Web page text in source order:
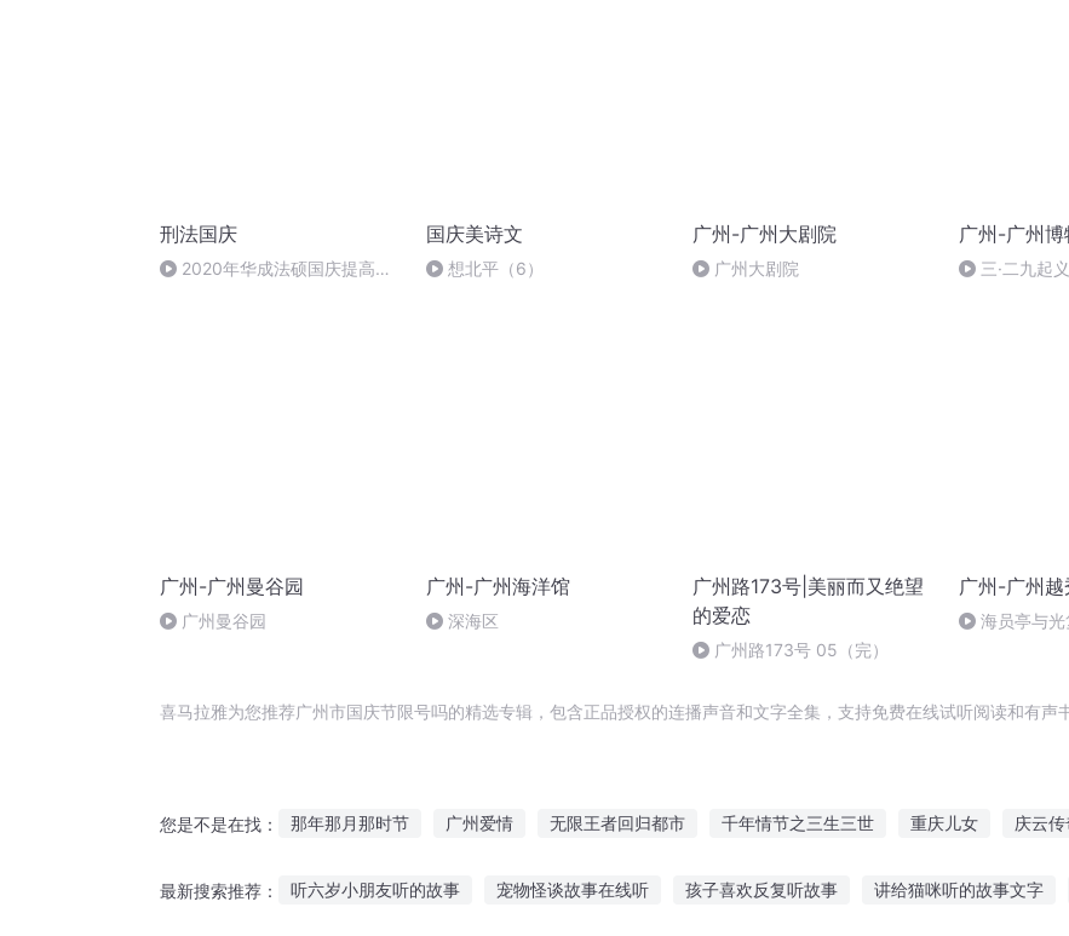
刑法国庆
2020年华成法硕国庆提高班
国庆美诗文
想北平（6）
广州-广州大剧院
广州大剧院
广州-广州博
三·二九起
广州-广州曼谷园
广州曼谷园
广州-广州海洋馆
深海区
广州路173号|美丽而又绝望
的爱恋
广州路173号 05（完）
广州-广州越
海员亭与
喜马拉雅为您推荐广州市国庆节限号吗的精选专辑，包含正品授权的连播声音和文字全集，支持免费在线试听阅读和有声
您是不是在找： 那年那月那时节 广州爱情 无限王者回归都市 千年情节之三生三世 重庆儿女 庆云传
最新搜索推荐： 听六岁小朋友听的故事 宠物怪谈故事在线听 孩子喜欢反复听故事 讲给猫咪听的故事文字